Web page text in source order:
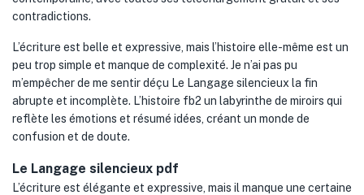
contradictions.
L’écriture est belle et expressive, mais l’histoire elle-même est un
peu trop simple et manque de complexité. Je n’ai pas pu
m’empêcher de me sentir déçu Le Langage silencieux la fin
abrupte et incomplète. L’histoire fb2 un labyrinthe de miroirs qui
reflète les émotions et résumé idées, créant un monde de
confusion et de doute.
Le Langage silencieux pdf
L’écriture est élégante et expressive, mais il manque une certaine